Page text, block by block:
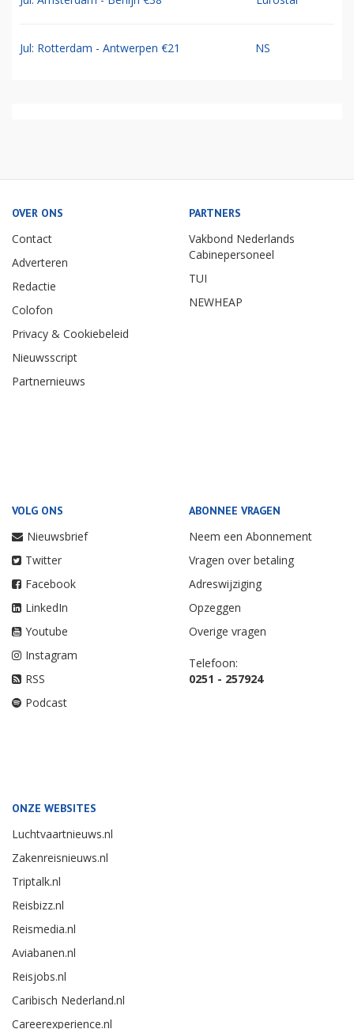
Jul: Rotterdam - Antwerpen €21 NS
OVER ONS
Contact
Adverteren
Redactie
Colofon
Privacy & Cookiebeleid
Nieuwsscript
Partnernieuws
PARTNERS
Vakbond Nederlands
Cabinepersoneel
TUI
NEWHEAP
VOLG ONS
Nieuwsbrief
Twitter
Facebook
LinkedIn
Youtube
Instagram
RSS
Podcast
ABONNEE VRAGEN
Neem een Abonnement
Vragen over betaling
Adreswijziging
Opzeggen
Overige vragen
Telefoon:
0251 - 257924
ONZE WEBSITES
Luchtvaartnieuws.nl
Zakenreisnieuws.nl
Triptalk.nl
Reisbizz.nl
Reismedia.nl
Aviabanen.nl
Reisjobs.nl
Caribisch Nederland.nl
Careerexperience.nl